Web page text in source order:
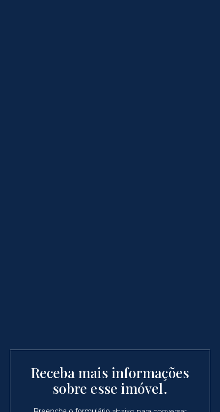
Receba mais informações
sobre esse imóvel.